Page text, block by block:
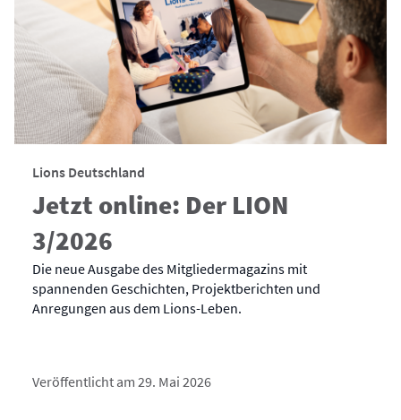
Lions Deutschland
Jetzt online: Der LION
3/2026
Die neue Ausgabe des Mitgliedermagazins mit
spannenden Geschichten, Projektberichten und
Anregungen aus dem Lions-Leben.
Veröffentlicht am 29. Mai 2026